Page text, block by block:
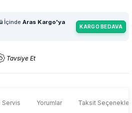
İçinde Aras Kargo'ya
KARGO BEDAVA
Tavsiye Et
Servis Yorumlar Taksit